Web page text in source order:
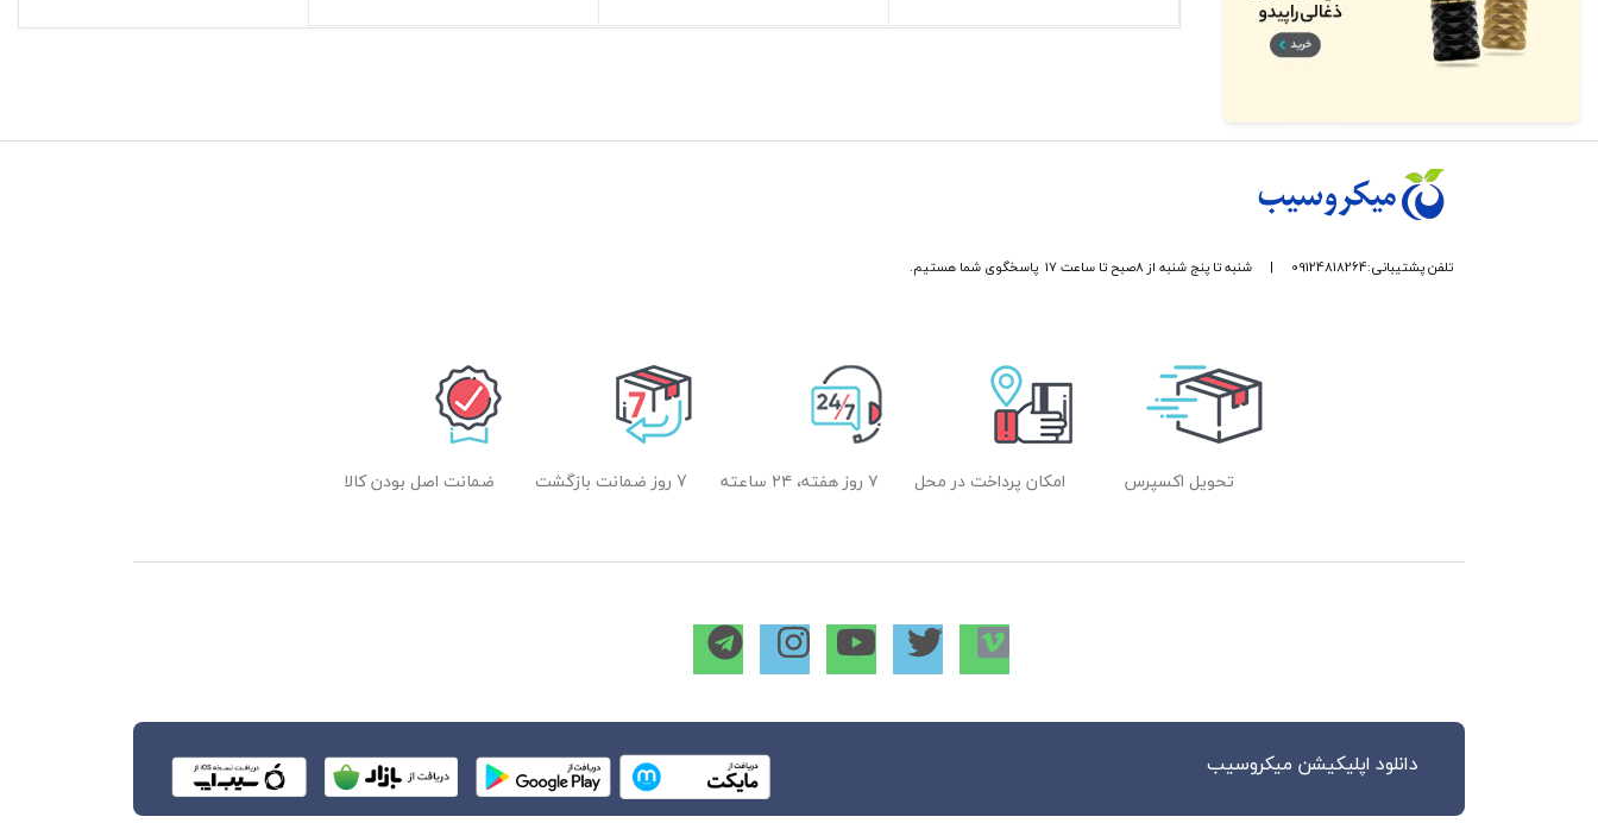
تلفن پشتیبانی:09124818264 | شنبه تا پنج شنبه از 8صبح تا ساعت 17 پاسخگوی شما هستیم.
تحویل اکسپرس امکان پرداخت در محل ۷ روز هفته، ۲۴ ساعته 7 روز ضمانت بازگشت ضمانت اصل بودن کالا
دانلود اپلیکیشن میکروسیب